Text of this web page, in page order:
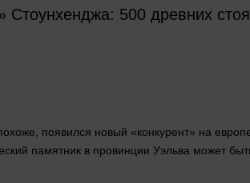
Стоунхенджа: 500 древних
появился новый «конкурент» на
памятник в провинции Уэльва может